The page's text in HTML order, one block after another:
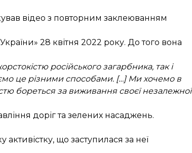
відео з повторним заклеюванням
28 квітня 2022 року. До того вона
російського загарбника, так і
це різними способами. […] Ми хочемо в
бореться за виживання своєї незалежної
доріг та зелених насаджень.
що заступилася за неї